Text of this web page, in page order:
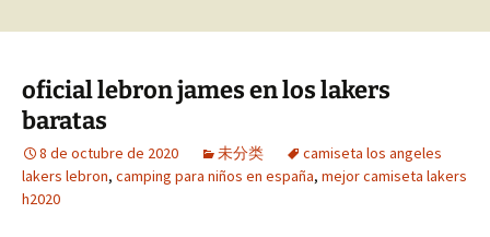
oficial lebron james en los lakers
baratas
8 de octubre de 2020 未分类
camiseta los angeles
lakers lebron, camping para niños en españa, mejor camiseta lakers
h2020